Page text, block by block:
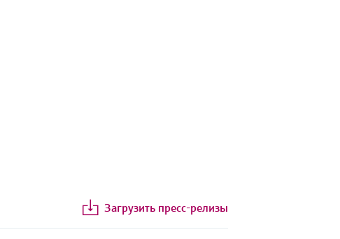
Загрузить пресс-релизы